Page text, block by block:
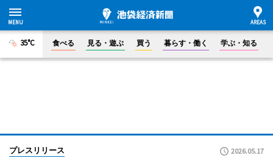
35°C 食べる 見る・遊ぶ 買う 暮らす・働く 学ぶ・知る
プレスリリース 2026.05.17